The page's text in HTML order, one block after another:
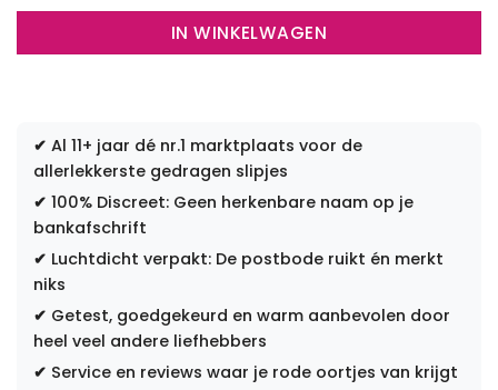
IN WINKELWAGEN
✔ Al 11+ jaar dé nr.1 marktplaats voor de
allerlekkerste gedragen slipjes
✔ 100% Discreet: Geen herkenbare naam op je
bankafschrift
✔ Luchtdicht verpakt: De postbode ruikt én merkt
niks
✔ Getest, goedgekeurd en warm aanbevolen door
heel veel andere liefhebbers
✔ Service en reviews waar je rode oortjes van krijgt